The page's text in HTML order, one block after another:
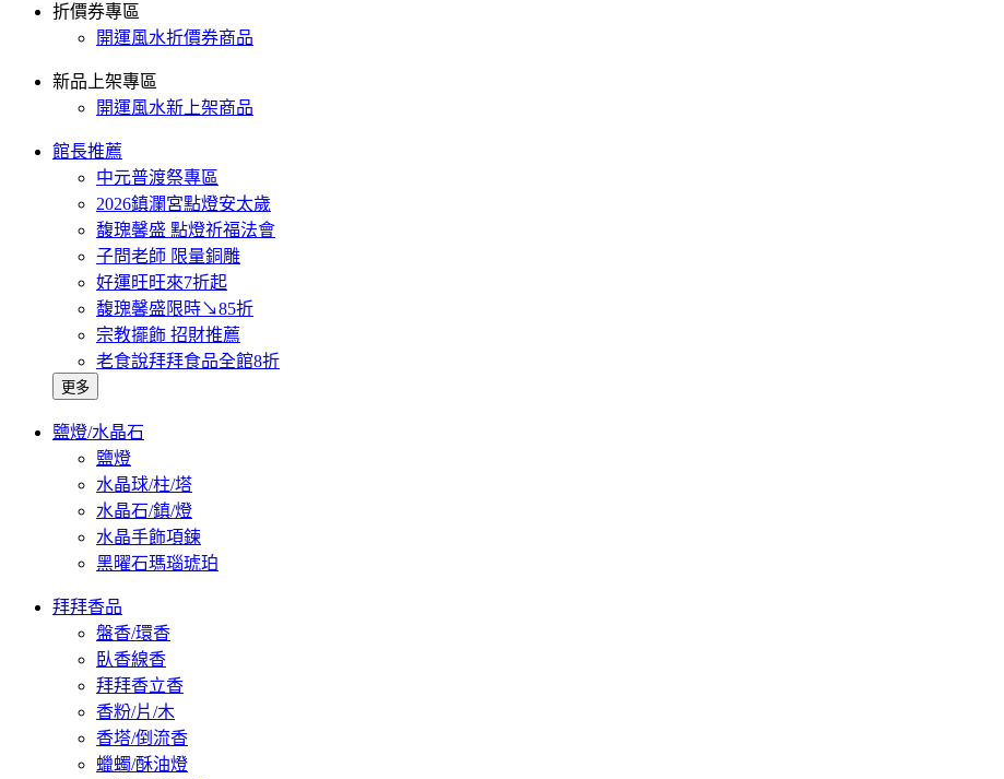
折價券專區
開運風水折價券商品
新品上架專區
開運風水新上架商品
館長推薦
中元普渡祭專區
2026鎮瀾宮點燈安太歲
馥瑰馨盛 點燈祈福法會
子問老師 限量銅雕
好運旺旺來7折起
馥瑰馨盛限時↘85折
宗教擺飾 招財推薦
老食說拜拜食品全館8折
更多
鹽燈/水晶石
鹽燈
水晶球/柱/塔
水晶石/鎮/燈
水晶手飾項鍊
黑曜石瑪瑙琥珀
拜拜香品
盤香/環香
臥香線香
拜拜香立香
香粉/片/木
香塔/倒流香
蠟蠋/酥油燈